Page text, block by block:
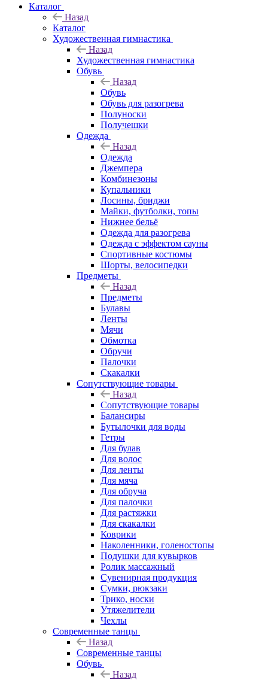
Каталог
Назад
Каталог
Художественная гимнастика
Назад
Художественная гимнастика
Обувь
Назад
Обувь
Обувь для разогрева
Полуноски
Получешки
Одежда
Назад
Одежда
Джемпера
Комбинезоны
Купальники
Лосины, бриджи
Майки, футболки, топы
Нижнее бельё
Одежда для разогрева
Одежда с эффектом сауны
Спортивные костюмы
Шорты, велосипедки
Предметы
Назад
Предметы
Булавы
Ленты
Мячи
Обмотка
Обручи
Палочки
Скакалки
Сопутствующие товары
Назад
Сопутствующие товары
Балансиры
Бутылочки для воды
Гетры
Для булав
Для волос
Для ленты
Для мяча
Для обруча
Для палочки
Для растяжки
Для скакалки
Коврики
Наколенники, голеностопы
Подушки для кувырков
Ролик массажный
Сувенирная продукция
Сумки, рюкзаки
Трико, носки
Утяжелители
Чехлы
Современные танцы
Назад
Современные танцы
Обувь
Назад